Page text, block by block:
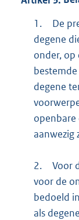
1.
De
degene
onder, op
degene
aanwezig
2.
Voor
voor de
bedoeld
als